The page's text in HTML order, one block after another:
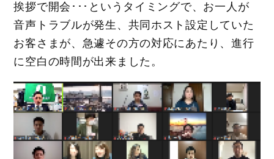
挨拶で開会･･･というタイミングで、お一人が
音声トラブルが発生、共同ホスト設定していた
お客さまが、急遽その方の対応にあたり、進行
に空白の時間が出来ました。